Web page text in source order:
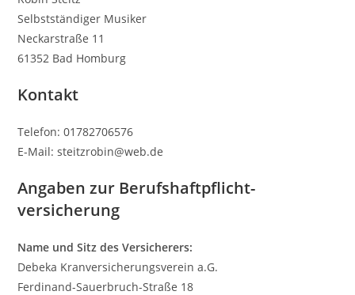
Selbstständiger Musiker
Neckarstraße 11
61352 Bad Homburg
Kontakt
Telefon: 01782706576
E-Mail: steitzrobin@web.de
Angaben zur Berufs­haftpflicht­
versicherung
Name und Sitz des Versicherers:
Debeka Kranversicherungsverein a.G.
Ferdinand-Sauerbruch-Straße 18